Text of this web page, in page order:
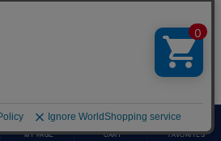
ピ
MIKU FUKAMITSU 気づくピ
￥16,500
MY PAGE CART FAVORITES